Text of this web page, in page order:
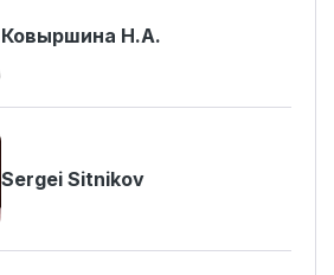
Ковыршина Н.А.
Sergei Sitnikov